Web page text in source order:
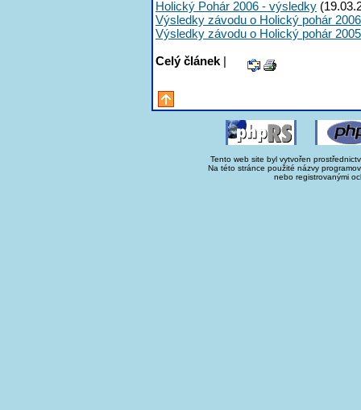
Holický Pohár 2006 - výsledky
Výsledky závodu o Holický pohár 2006
Výsledky závodu o Holický pohár 2005
Celý článek |
Tento web site byl vytvořen
Na této stránce použité názvy
nebo registrovanými